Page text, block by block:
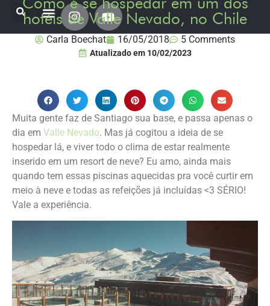
hotéis de Valle Nevado, no Chile
Carla Boechat 16/05/2018 5 Comments
Atualizado em 10/02/2023
Muita gente faz de Santiago sua base, e passa apenas o
dia em Valle Nevado. Mas já cogitou a ideia de se
hospedar lá, e viver todo o clima de estar realmente
inserido em um resort de neve? Eu amo, ainda mais
quando tem essas piscinas aquecidas pra você curtir em
meio à neve e todas as refeições já incluídas <3 SÉRIO!
Vale a experiência.